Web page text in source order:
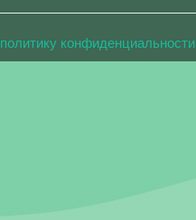
политику конфиденциальности